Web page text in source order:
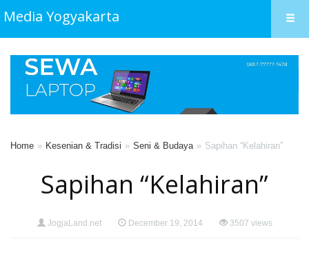
Media Yogyakarta
Home Kesenian & Tradisi Seni & Budaya Sapihan “Kelahiran”
Sapihan “Kelahiran”
JogjaLand.net December 19, 2014 3507 views